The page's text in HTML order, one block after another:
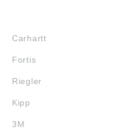
Carhartt
Fortis
Riegler
Kipp
3M